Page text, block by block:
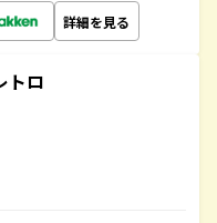
詳細を見る
トロ